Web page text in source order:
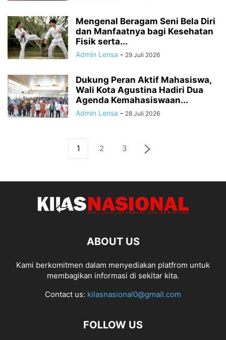
Mengenal Beragam Seni Bela Diri
dan Manfaatnya bagi Kesehatan
Fisik serta...
Admin Lensa - 29 Juli 2026
Dukung Peran Aktif Mahasiswa,
Wali Kota Agustina Hadiri Dua
Agenda Kemahasiswaan...
Admin Lensa - 28 Juli 2026
1 2 3
ABOUT US
Kami berkomitmen dalam menyediakan platfrom untuk
membagikan informasi di sekitar kita.
Contact us: kilasnasional0@gmail.com
FOLLOW US